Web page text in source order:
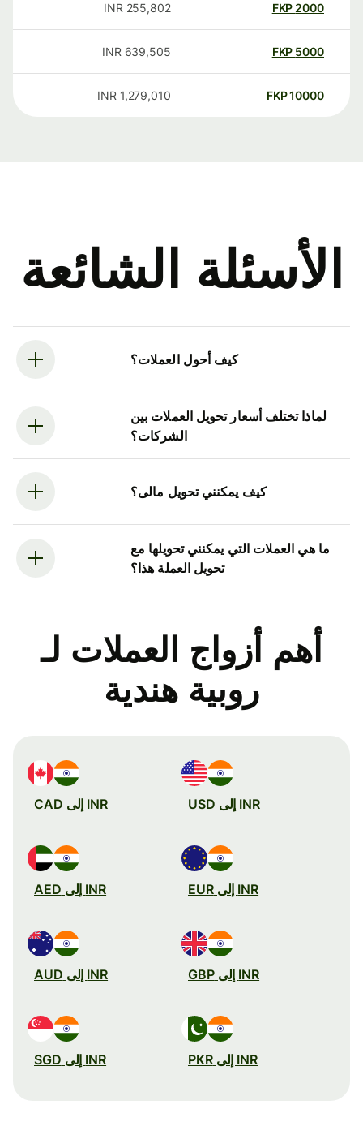
2000
FKP
255,802
INR
5000
FKP
639,505
INR
10000
FKP
1,279,010
INR
الأسئلة الشائعة
كيف أحول العملات؟
لماذا تختلف أسعار تحويل العملات بين
الشركات؟
كيف يمكنني تحويل مالى؟
ما هي العملات التي يمكنني تحويلها مع
تحويل العملة هذا؟
أهم أزواج العملات لـ
روبية هندية
INR إلى USD INR إلى CAD
INR إلى EUR INR إلى AED
INR إلى GBP INR إلى AUD
INR إلى PKR INR إلى SGD